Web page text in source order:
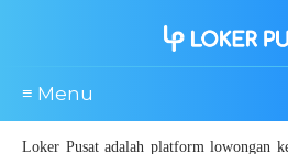
≡ Menu
Loker Pusat adalah platform lowongan